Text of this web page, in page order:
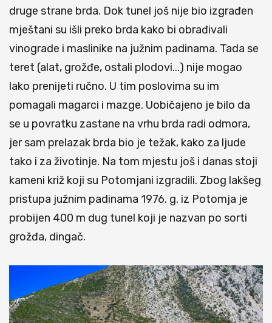
druge strane brda. Dok tunel još nije bio izgrađen
mještani su išli preko brda kako bi obrađivali
vinograde i maslinike na južnim padinama. Tada se
teret (alat, grožđe, ostali plodovi...) nije mogao
lako prenijeti ručno. U tim poslovima su im
pomagali magarci i mazge. Uobičajeno je bilo da
se u povratku zastane na vrhu brda radi odmora,
jer sam prelazak brda bio je težak, kako za ljude
tako i za životinje. Na tom mjestu još i danas stoji
kameni križ koji su Potomjani izgradili. Zbog lakšeg
pristupa južnim padinama 1976. g. iz Potomja je
probijen 400 m dug tunel koji je nazvan po sorti
grožđa, dingač.